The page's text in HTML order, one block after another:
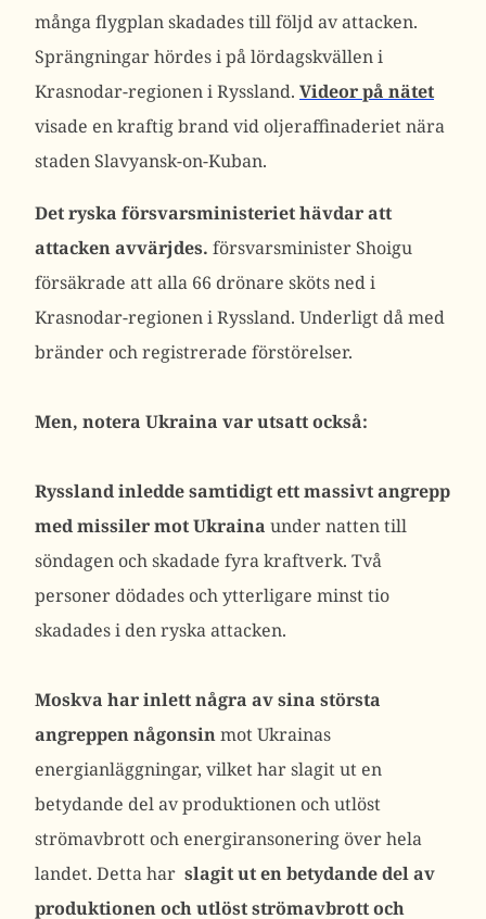
många flygplan skadades till följd av attacken.
Sprängningar hördes i på lördagskvällen i
Krasnodar-regionen i Ryssland. Videor på nätet
visade en kraftig brand vid oljeraffinaderiet nära
staden Slavyansk-on-Kuban.
Det ryska försvarsministeriet hävdar att
attacken avvärjdes. försvarsminister Shoigu
försäkrade att alla 66 drönare sköts ned i
Krasnodar-regionen i Ryssland. Underligt då med
bränder och registrerade förstörelser.
Men, notera Ukraina var utsatt också:
Ryssland inledde samtidigt ett massivt angrepp
med missiler mot Ukraina under natten till
söndagen och skadade fyra kraftverk. Två
personer dödades och ytterligare minst tio
skadades i den ryska attacken.
Moskva har inlett några av sina största
angreppen någonsinmot Ukrainas
energianläggningar, vilket har slagit ut en
betydande del av produktionen och utlöst
strömavbrott och energiransonering över hela
landet. Detta har slagit ut en betydande del av
produktionen och utlöst strömavbrott och